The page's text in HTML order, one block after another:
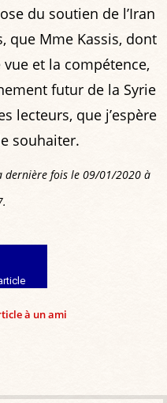
du soutien de l’Iran
que Mme Kassis, dont
et la compétence,
futur de la Syrie
lecteurs, que j’espère
souhaiter.
dernière fois le 09/01/2020 à
à un ami